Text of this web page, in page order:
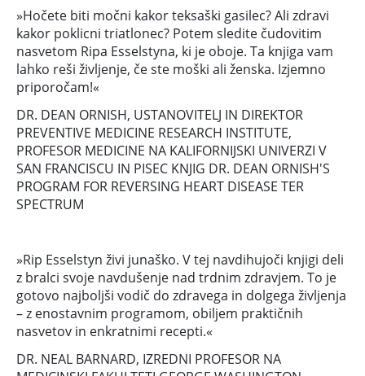
»Hočete biti močni kakor teksaški gasilec? Ali zdravi
kakor poklicni triatlonec? Potem sledite čudovitim
nasvetom Ripa Esselstyna, ki je oboje. Ta knjiga vam
lahko reši življenje, če ste moški ali ženska. Izjemno
priporočam!«
DR. DEAN ORNISH, USTANOVITELJ IN DIREKTOR
PREVENTIVE MEDICINE RESEARCH INSTITUTE,
PROFESOR MEDICINE NA KALIFORNIJSKI UNIVERZI V
SAN FRANCISCU IN PISEC KNJIG DR. DEAN ORNISH'S
PROGRAM FOR REVERSING HEART DISEASE TER
SPECTRUM
»Rip Esselstyn živi junaško. V tej navdihujoči knjigi deli
z bralci svoje navdušenje nad trdnim zdravjem. To je
gotovo najboljši vodič do zdravega in dolgega življenja
– z enostavnim programom, obiljem praktičnih
nasvetov in enkratnimi recepti.«
DR. NEAL BARNARD, IZREDNI PROFESOR NA